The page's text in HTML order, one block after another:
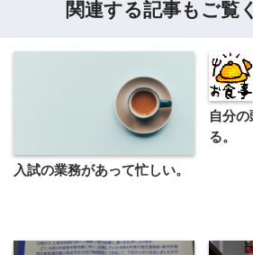
関連する記事もご覧
入試の業務があって忙しい。
自分
る。